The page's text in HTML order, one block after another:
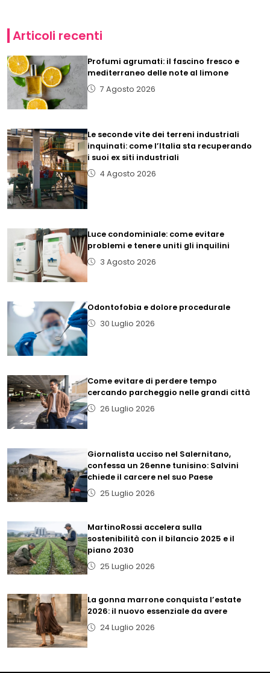
Articoli recenti
Profumi agrumati: il fascino fresco e
mediterraneo delle note al limone
7 Agosto 2026
Le seconde vite dei terreni industriali
inquinati: come l’Italia sta recuperando
i suoi ex siti industriali
4 Agosto 2026
Luce condominiale: come evitare
problemi e tenere uniti gli inquilini
3 Agosto 2026
Odontofobia e dolore procedurale
30 Luglio 2026
Come evitare di perdere tempo
cercando parcheggio nelle grandi città
26 Luglio 2026
Giornalista ucciso nel Salernitano,
confessa un 26enne tunisino: Salvini
chiede il carcere nel suo Paese
25 Luglio 2026
MartinoRossi accelera sulla
sostenibilità con il bilancio 2025 e il
piano 2030
25 Luglio 2026
La gonna marrone conquista l’estate
2026: il nuovo essenziale da avere
24 Luglio 2026